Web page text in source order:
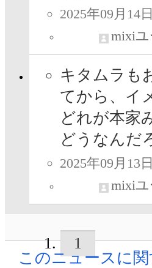
2025年09月14
mixi
キタムラも
てから、イ
どれが本家
どうなんだ
2025年09月13
mixi
1
このニュースに